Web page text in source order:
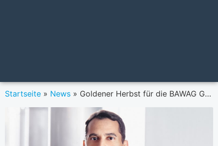
Startseite » News » Goldener Herbst für die BAWAG Group